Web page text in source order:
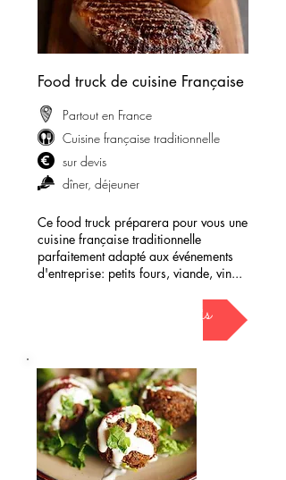
Food truck de cuisine Française
Partout en France
Cuisine française traditionnelle
sur devis
dîner, déjeuner
Ce food truck préparera pour vous une
cuisine française traditionnelle
parfaitement adapté aux événements
d'entreprise: petits fours, viande, vin...
demander mon devis